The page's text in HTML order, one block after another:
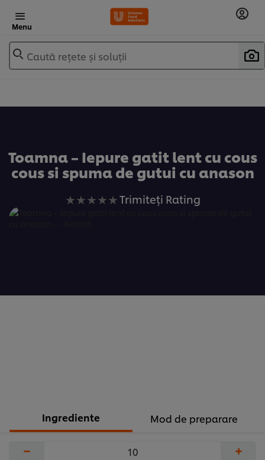
Menu
Caută rețete și soluții
Toamna – Iepure gatit lent cu cous
cous si spuma de gutui cu anason
Nu
Trimiteți Rating
Ingrediente Mod de preparare
− +